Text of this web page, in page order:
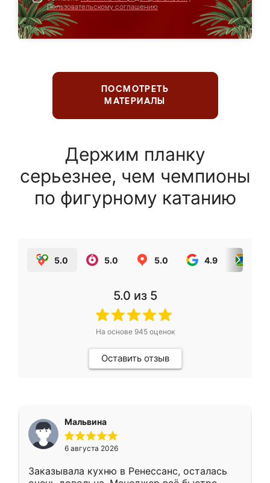
Пользовательскому соглашению
ПОСМОТРЕТЬ
МАТЕРИАЛЫ
Держим планку
серьезнее, чем чемпионы
по фигурному катанию
5.0 5.0 5.0 4.9
5.0 из 5
На основе 945оценок
Оставить отзыв
Мальвина
6 августа 2026
Заказывала кухню в Ренессанс, осталась